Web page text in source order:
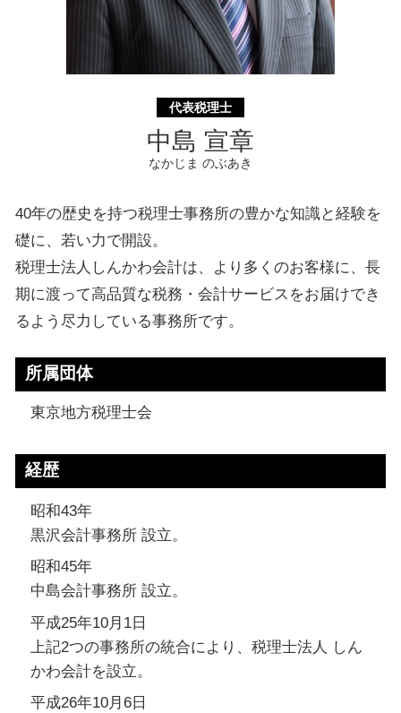
代表税理士
中島 宣章
なかじま のぶあき
40年の歴史を持つ税理士事務所の豊かな知識と経験を
礎に、若い力で開設。
税理士法人しんかわ会計は、より多くのお客様に、長
期に渡って高品質な税務・会計サービスをお届けでき
るよう尽力している事務所です。
所属団体
東京地方税理士会
経歴
昭和43年
黒沢会計事務所 設立。
昭和45年
中島会計事務所 設立。
平成25年10月1日
上記2つの事務所の統合により、税理士法人 しん
かわ会計を設立。
平成26年10月6日